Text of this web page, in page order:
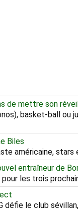
de mettre son
basket-ball ou
Biles
américaine,
entraîneur de
les trois
défie le club